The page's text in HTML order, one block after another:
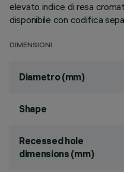
elevato indice di resa
disponibile con codifica
DIMENSIONI
Diametro (mm)
Shape
Recessed hole
dimensions (mm)